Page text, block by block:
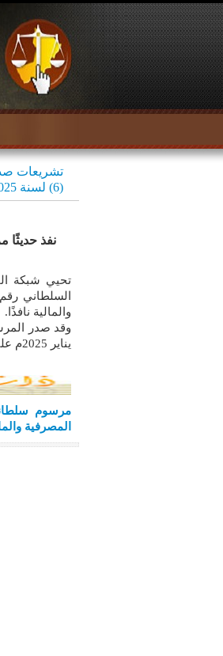
تشريعات
(6) لسنة 2025 بتعديل المرسوم السلطاني رقم (64) لسنة 1983 بتأسيس كلية الدراسات المصرفية والمالية
والمالية نافذًا.
يناير 2025م على أن يصبح نافذًا بدءًا من يوم الإثنين 6 رجب 1446هـ- 6 يناير 2025م.
المصرفية